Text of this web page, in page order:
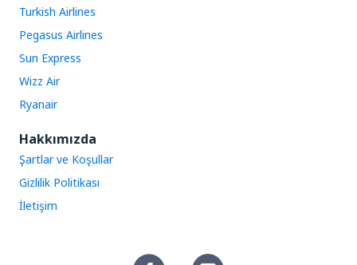
Turkish Airlines
Pegasus Airlines
Sun Express
Wizz Air
Ryanair
Hakkımızda
Şartlar ve Koşullar
Gizlilik Politikası
İletişim